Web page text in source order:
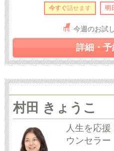
今すぐ話せます 明
今週のお試
詳細・
村田 きょうこ
人生を応
ウンセラー